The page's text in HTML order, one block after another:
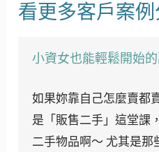
看更多客戶案
小資女也能輕鬆開始
如果妳靠自己怎麼賣都
是「販售二手」這堂課
二手物品啊～ 尤其是那